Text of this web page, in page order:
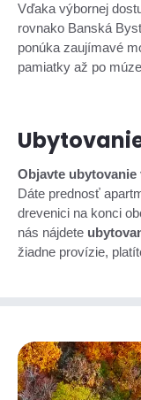
Vďaka výbornej
rovnako Banská
ponúka zaujímavé
pamiatky až po
Objavte ubytovanie
Dáte prednosť
drevenici na konci
nás nájdete
žiadne provízie,